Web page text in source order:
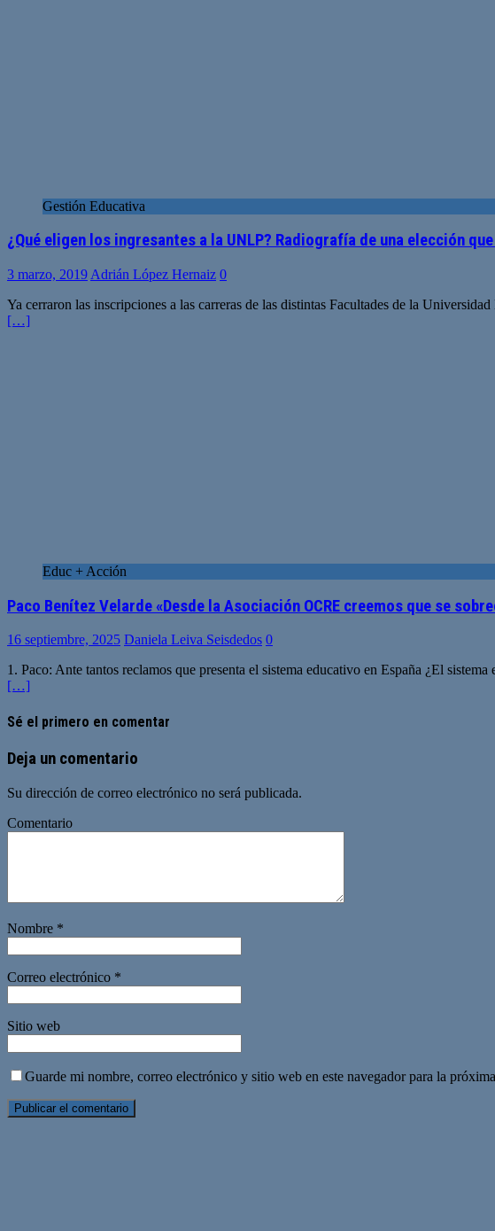
Gestión Educativa
¿Qué eligen los ingresantes a la UNLP? Radiografía de una elección
3 marzo, 2019 Adrián López Hernaiz 0
Ya cerraron las inscripciones a las carreras de las distintas Facultades de la
[…]
Educ + Acción
Paco Benítez Velarde «Desde la Asociación OCRE creemos que se
16 septiembre, 2025 Daniela Leiva Seisdedos 0
1. Paco: Ante tantos reclamos que presenta el sistema educativo en España ¿El
[…]
Sé el primero en comentar
Deja un comentario
Su dirección de correo electrónico no será publicada.
Comentario
Nombre *
Correo electrónico *
Sitio web
Guarde mi nombre, correo electrónico y sitio web en este navegador para la